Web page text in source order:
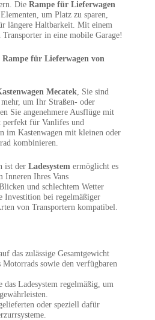
Die Rampe für Lieferwagen
um Platz zu sparen,
längere Haltbarkeit. Mit einem
in eine mobile Garage!
für Lieferwagen von
Mecatek, Sie sind
um Ihr Straßen- oder
Sie angenehmere Ausflüge mit
perfekt für Vanlifes und
im Kastenwagen mit kleinen oder
kombinieren.
ist der Ladesystem ermöglicht es
Ihres Vans
und schlechtem Wetter
Investition bei regelmäßiger
von Transportern kompatibel.
das zulässige Gesamtgewicht
Motorrads sowie den verfügbaren
Ladesystem regelmäßig, um
oder speziell dafür